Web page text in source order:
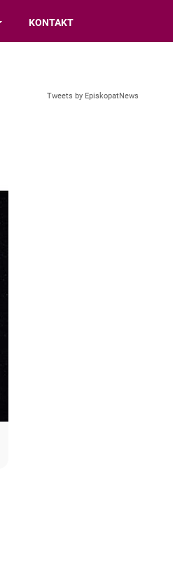
KONTAKT
Tweets by EpiskopatNews